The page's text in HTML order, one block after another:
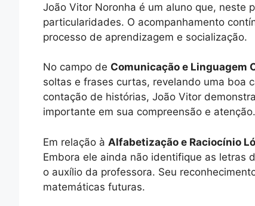
João Vitor Noronha é um aluno que, neste
particularidades. O acompanhamento
processo de aprendizagem e socialização.
No campo de Comunicação e Linguagem
soltas e frases curtas, revelando uma boa
contação de histórias, João Vitor
importante em sua compreensão e atenção.
Em relação à Alfabetização e Raciocínio
Embora ele ainda não identifique as letras
o auxílio da professora. Seu
matemáticas futuras.